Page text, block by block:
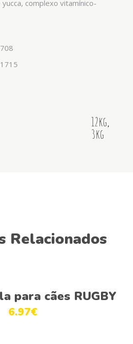
complexo vitamínico-
12kg,
3kg
Relacionados
Adicionar
para cães RUGBY
6.97€